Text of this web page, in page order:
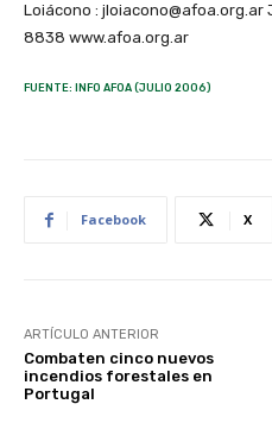
Loiácono : jloiacono@afoa.org.ar
8838 www.afoa.org.ar
FUENTE: INFO AFOA (JULIO 2006)
Facebook X
ARTÍCULO ANTERIOR
Combaten cinco nuevos
incendios forestales en
Portugal